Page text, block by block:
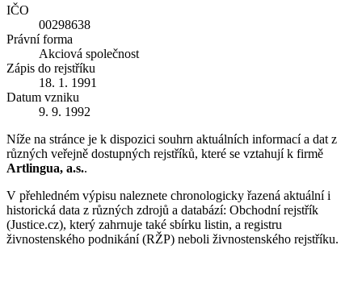
IČO
00298638
Právní forma
Akciová společnost
Zápis do rejstříku
18. 1. 1991
Datum vzniku
9. 9. 1992
Níže na stránce je k dispozici souhrn aktuálních informací a dat z
různých veřejně dostupných rejstříků, které se vztahují k firmě
Artlingua, a.s..
V přehledném výpisu naleznete chronologicky řazená aktuální i
historická data z různých zdrojů a databází: Obchodní rejstřík
(Justice.cz), který zahrnuje také sbírku listin, a registru
živnostenského podnikání (RŽP) neboli živnostenského rejstříku.